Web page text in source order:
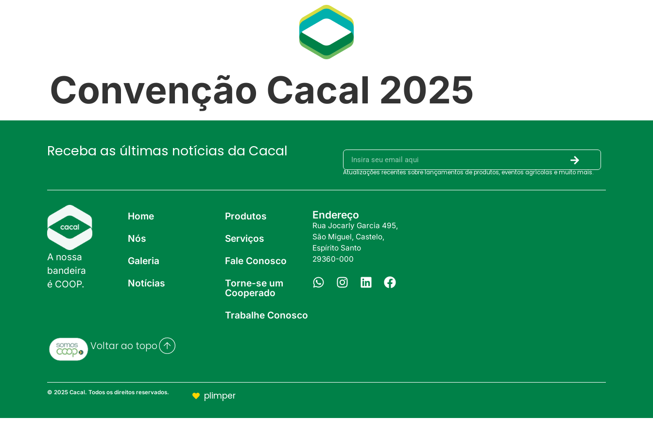
Convenção Cacal 2025
Receba as últimas notícias da Cacal
Atualizações recentes sobre lançamentos de produtos, eventos agrícolas e muito mais.
A nossa
bandeira
é COOP.
Home
Nós
Galeria
Notícias
Produtos
Serviços
Fale Conosco
Torne-se um
Cooperado
Trabalhe Conosco
Endereço
Rua Jocarly Garcia 495,
São Miguel, Castelo,
Espírito Santo
29360-000
Voltar ao topo
© 2025 Cacal. Todos os direitos reservados. plimper